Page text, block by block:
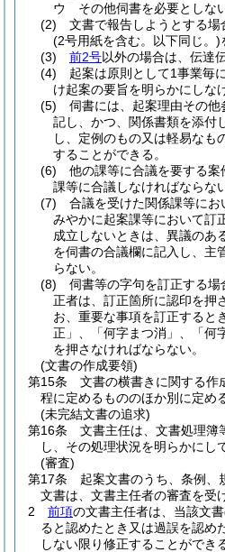
ウ
その他伺書を必要としな
(2)
文書で報告しようとする場
(2号用紙を含む。以下同じ。)
(3)
前2号以外の場合は、伝達
(4)
起案は原則として1事業毎
け起案の要旨を明らかにしな
(5)
伺書には、起案理由その
記し、かつ、関係書類を添付
し、定例のもの又は軽易なも
することができる。
(6)
他の課等に合議を要する
課等に合議しなければならな
(7)
合議を受けた関係課等に
みやかに起案課等において訂
成立しないときは、異議のあ
を伺書の合議欄に記入し、主
らない。
(8)
伺書等の字句を訂正する
正者は、訂正箇所に認印を押
お、重要な事項を訂正すると
正」、「何字まつ消」、「何
を押さなければならない。
(文書の作成要領)
第15条
文書の横書きに関する作
程に定めるもののほか別に定め
(未完結文書の追求)
第16条
文書主任は、文書処理簿
し、その処理状況を明らかにし
(審査)
第17条
起案文書のうち、条例、
文書は、文書主任者の審査を受
2
前項の文書主任者は、当該文
ると認めたとき又は過誤を認め
しない限り修正することができ